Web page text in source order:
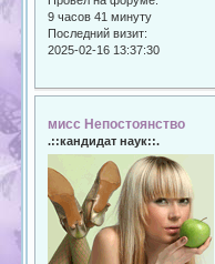
9 часов 41 минуту
Последний визит:
2025-02-16 13:37:30
мисс Непостоянство
.::кандидат наук::.